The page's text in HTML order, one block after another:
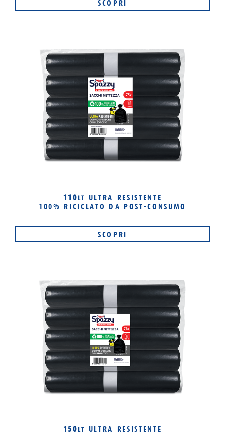
SCOPRI
110 LT
ULTRA RESISTENTE
100% RICICLATO DA POST-CONSUMO
SCOPRI
150 LT
ULTRA RESISTENTE